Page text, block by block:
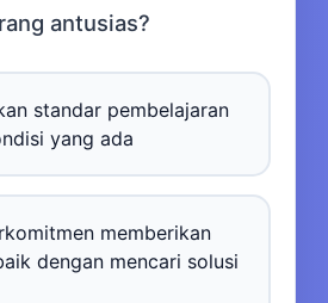
antusias?
standar pembelajaran
yang ada
memberikan
dengan mencari solusi